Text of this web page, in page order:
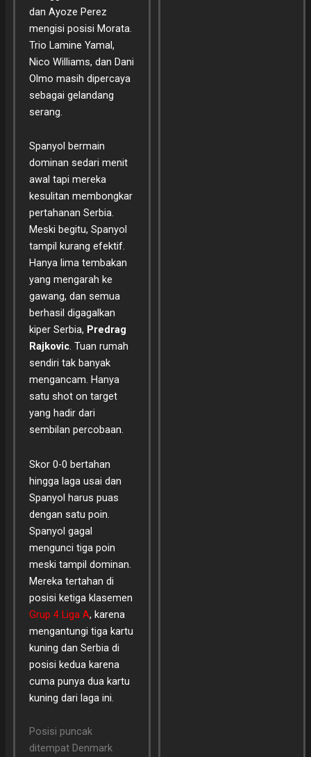
dan Ayoze Perez
mengisi posisi Morata.
Trio Lamine Yamal,
Nico Williams, dan Dani
Olmo masih dipercaya
sebagai gelandang
serang.
Spanyol bermain
dominan sedari menit
awal tapi mereka
kesulitan membongkar
pertahanan Serbia.
Meski begitu, Spanyol
tampil kurang efektif.
Hanya lima tembakan
yang mengarah ke
gawang, dan semua
berhasil digagalkan
kiper Serbia, Predrag
Rajkovic. Tuan rumah
sendiri tak banyak
mengancam. Hanya
satu shot on target
yang hadir dari
sembilan percobaan.
Skor 0-0 bertahan
hingga laga usai dan
Spanyol harus puas
dengan satu poin.
Spanyol gagal
mengunci tiga poin
meski tampil dominan.
Mereka tertahan di
posisi ketiga klasemen
Grup 4 Liga A, karena
mengantungi tiga kartu
kuning dan Serbia di
posisi kedua karena
cuma punya dua kartu
kuning dari laga ini.
Posisi puncak
ditempat Denmark